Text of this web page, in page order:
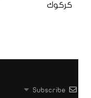
كركوك
Subscribe